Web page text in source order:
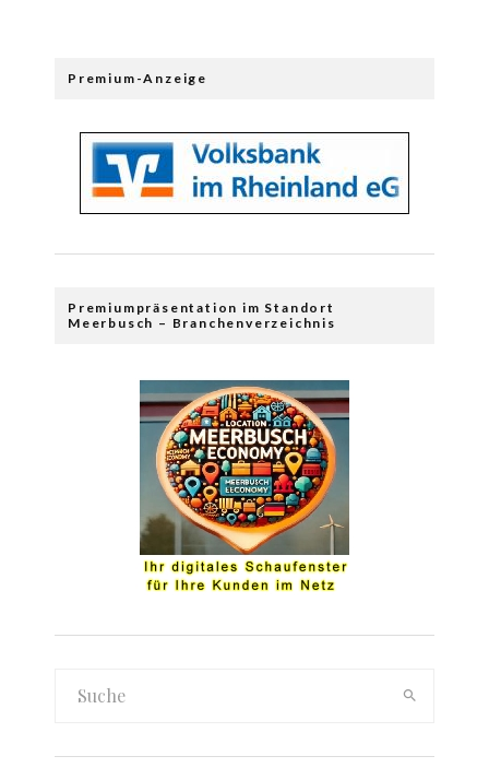
Premium-Anzeige
Premiumpräsentation im Standort
Meerbusch – Branchenverzeichnis